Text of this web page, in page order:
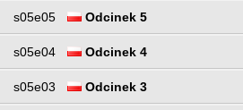
s05e05 Odcinek 5
s05e04 Odcinek 4
s05e03 Odcinek 3